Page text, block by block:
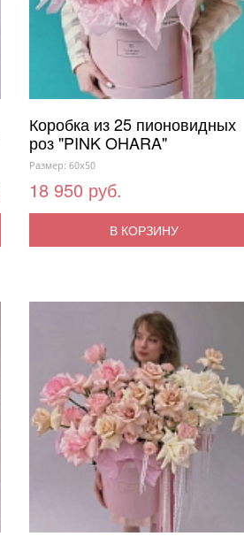
Коробка из 25 пионовидных
роз "PINK OHARA"
Размер: 60x50
18 950 руб.
В КОРЗИНУ